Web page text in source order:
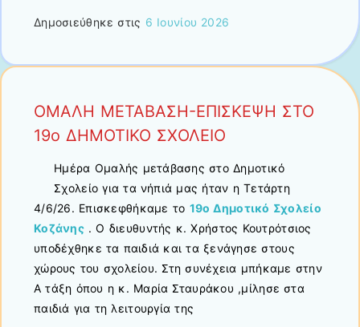
Δημοσιεύθηκε στις 6 Ιουνίου 2026
ΟΜΑΛΗ ΜΕΤΑΒΑΣΗ-ΕΠΙΣΚΕΨΗ ΣΤΟ
19ο ΔΗΜΟΤΙΚΟ ΣΧΟΛΕΙΟ
Ημέρα Ομαλής μετάβασης στο Δημοτικό
Σχολείο για τα νήπιά μας ήταν η Τετάρτη
4/6/26. Επισκεφθήκαμε το 19ο Δημοτικό Σχολείο
Κοζάνης. Ο διευθυντής κ. Χρήστος Κουτρότσιος
υποδέχθηκε τα παιδιά και τα ξενάγησε στους
χώρους του σχολείου. Στη συνέχεια μπήκαμε στην
Α τάξη όπου η κ. Μαρία Σταυράκου ,μίλησε στα
παιδιά για τη λειτουργία της